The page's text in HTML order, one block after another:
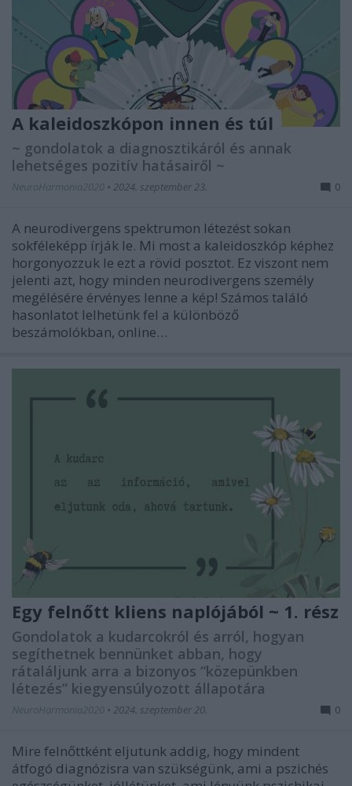
A kaleidoszkópon innen és túl
~ gondolatok a diagnosztikáról és annak
lehetséges pozitív hatásairől ~
NeuroHarmonia2020 • 2024. szeptember 23. 0
A neurodivergens spektrumon létezést sokan
sokféleképp írják le. Mi most a kaleidoszkóp képhez
horgonyozzuk le ezt a rövid posztot. Ez viszont nem
jelenti azt, hogy minden neurodivergens személy
megélésére érvényes lenne a kép! Számos találó
hasonlatot lelhetünk fel a különböző
beszámolókban, online…
Egy felnőtt kliens naplójából ~ 1. rész
Gondolatok a kudarcokról és arról, hogyan
segíthetnek bennünket abban, hogy
rátaláljunk arra a bizonyos “közepünkben
létezés” kiegyensúlyozott állapotára
NeuroHarmonia2020 • 2024. szeptember 20. 0
Mire felnőttként eljutunk addig, hogy mindent
átfogó diagnózisra van szükségünk, ami a pszichés